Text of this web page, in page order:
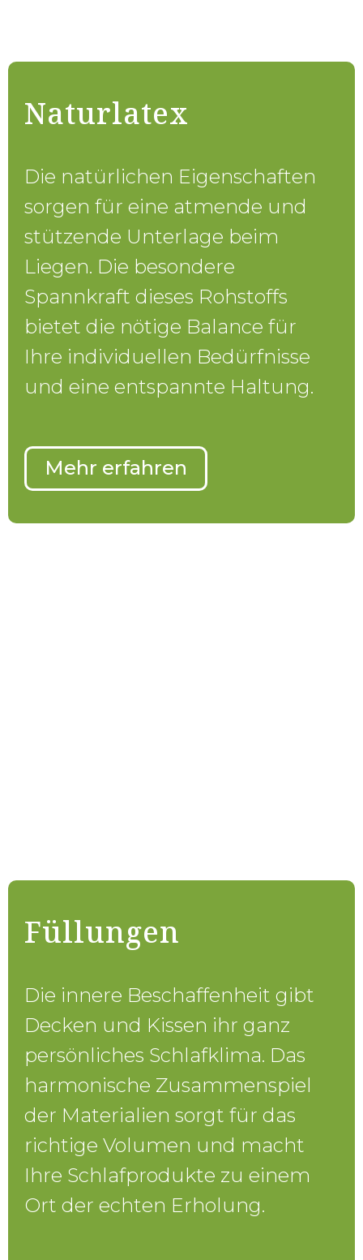
Naturlatex
Die natürlichen Eigenschaften
sorgen für eine atmende und
stützende Unterlage beim
Liegen. Die besondere
Spannkraft dieses Rohstoffs
bietet die nötige Balance für
Ihre individuellen Bedürfnisse
und eine entspannte Haltung.
Mehr erfahren
Füllungen
Die innere Beschaffenheit gibt
Decken und Kissen ihr ganz
persönliches Schlafklima. Das
harmonische Zusammenspiel
der Materialien sorgt für das
richtige Volumen und macht
Ihre Schlafprodukte zu einem
Ort der echten Erholung.